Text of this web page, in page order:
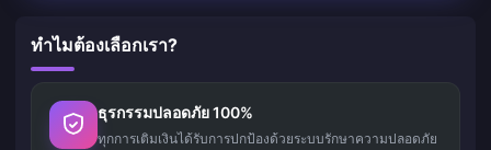
ทำไมต้องเลือกเรา?
ธุรกรรมปลอดภัย 100%
ทุกการเติมเงินได้รับการปกป้องด้วยระบบรักษาความปลอดภัย